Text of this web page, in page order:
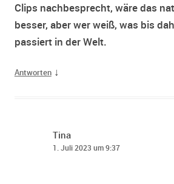
Clips nachbesprecht, wäre das
besser, aber wer weiß, was bis
passiert in der Welt.
Antworten ↓
Tina
1. Juli 2023 um 9:37